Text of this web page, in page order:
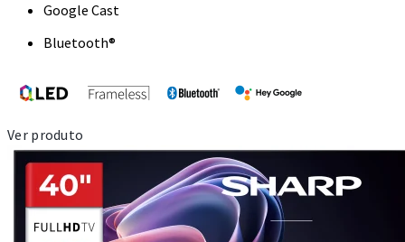
Google Cast
Bluetooth®
Ver produto